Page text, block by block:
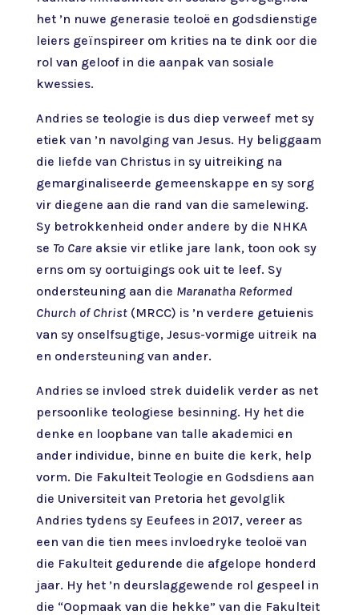
het ’n nuwe generasie teoloë en godsdienstige
leiers geïnspireer om krities na te dink oor die
rol van geloof in die aanpak van sosiale
kwessies.
Andries se teologie is dus diep verweef met sy
etiek van ’n navolging van Jesus. Hy beliggaam
die liefde van Christus in sy uitreiking na
gemarginaliseerde gemeenskappe en sy sorg
vir diegene aan die rand van die samelewing.
Sy betrokkenheid onder andere by die NHKA
se To Care aksie vir etlike jare lank, toon ook sy
erns om sy oortuigings ook uit te leef. Sy
ondersteuning aan die Maranatha Reformed
Church of Christ (MRCC) is ’n verdere getuienis
van sy onselfsugtige, Jesus-vormige uitreik na
en ondersteuning van ander.
Andries se invloed strek duidelik verder as net
persoonlike teologiese besinning. Hy het die
denke en loopbane van talle akademici en
ander individue, binne en buite die kerk, help
vorm. Die Fakulteit Teologie en Godsdiens aan
die Universiteit van Pretoria het gevolglik
Andries tydens sy Eeufees in 2017, vereer as
een van die tien mees invloedryke teoloë van
die Fakulteit gedurende die afgelope honderd
jaar. Hy het ’n deurslaggewende rol gespeel in
die “Oopmaak van die hekke” van die Fakulteit